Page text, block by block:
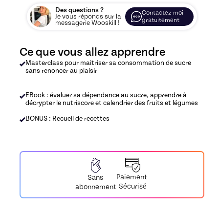
Des questions ?
Je vous réponds sur la
messagerie Wooskill !
Contactez-moi
gratuitement
Ce que vous allez apprendre
Masterclass pour maitriser sa consommation de sucre
sans renoncer au plaisir
EBook : évaluer sa dépendance au sucre, apprendre à
décrypter le nutriscore et calendrier des fruits et légumes
BONUS : Recueil de recettes
Sans
abonnement
Paiement
Sécurisé